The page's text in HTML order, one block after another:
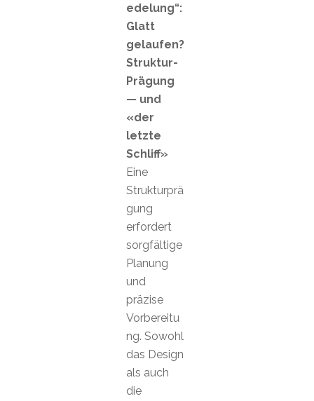
edelung“:
Glatt
gelaufen?
Struktur-
Prägung
— und
«der
letzte
Schliff»
Eine
Strukturprä
gung
erfordert
sorgfältige
Planung
und
präzise
Vorbereitu
ng. Sowohl
das Design
als auch
die